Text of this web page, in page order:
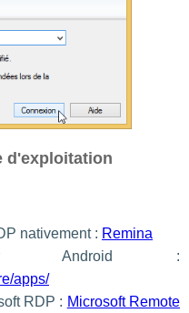
d'exploitation
nativement : Remina
sur Android :
apps/
RDP : Microsoft Remote